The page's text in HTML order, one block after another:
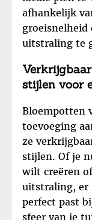
afhankelijk
groeisnelheid
uitstraling te
stijlen voor
Bloempotten
toevoeging
ze
stijlen. Of je
wilt creëren
uitstraling, er
perfect past
sfeer van je